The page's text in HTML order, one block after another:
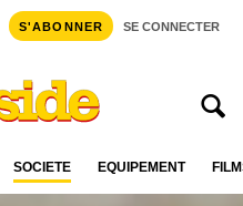
S'ABONNER SE CONNECTER
SOCIÉTÉ ÉQUIPEMENT